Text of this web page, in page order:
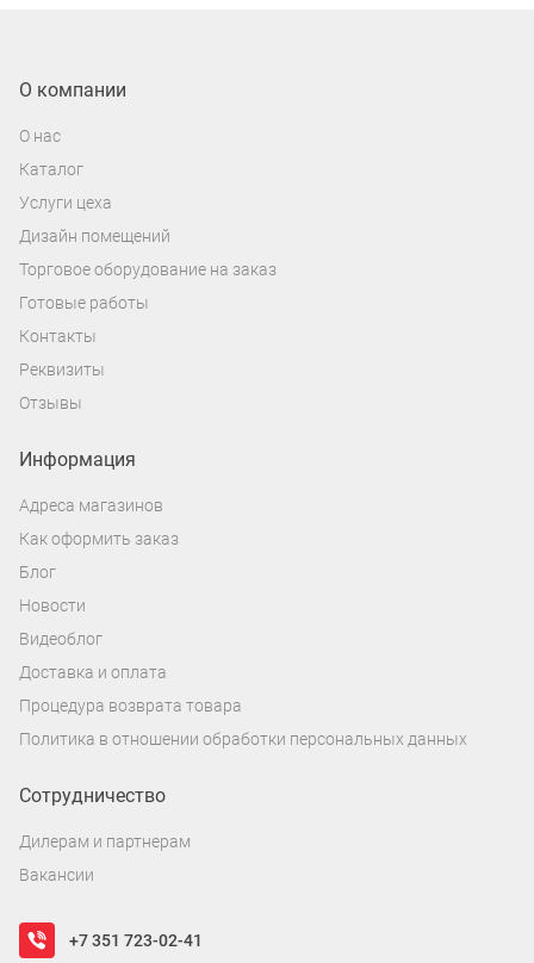
О компании
О нас
Каталог
Услуги цеха
Дизайн помещений
Торговое оборудование на заказ
Готовые работы
Контакты
Реквизиты
Отзывы
Информация
Адреса магазинов
Как оформить заказ
Блог
Новости
Видеоблог
Доставка и оплата
Процедура возврата товара
Политика в отношении обработки персональных данных
Сотрудничество
Дилерам и партнерам
Вакансии
+7 351 723-02-41